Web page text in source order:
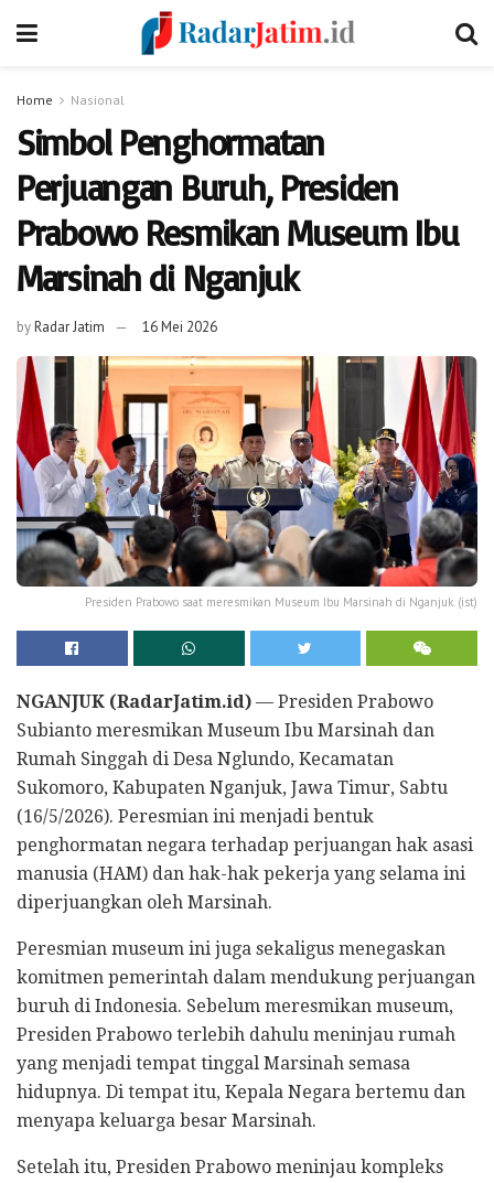
Home Nasional
Simbol Penghormatan
Perjuangan Buruh, Presiden
Prabowo Resmikan Museum Ibu
Marsinah di Nganjuk
byRadar Jatim 16 Mei 2026
Presiden Prabowo saat meresmikan Museum Ibu Marsinah di Nganjuk. (ist)
NGANJUK (RadarJatim.id) — Presiden Prabowo
Subianto meresmikan Museum Ibu Marsinah dan
Rumah Singgah di Desa Nglundo, Kecamatan
Sukomoro, Kabupaten Nganjuk, Jawa Timur, Sabtu
(16/5/2026). Peresmian ini menjadi bentuk
penghormatan negara terhadap perjuangan hak asasi
manusia (HAM) dan hak-hak pekerja yang selama ini
diperjuangkan oleh Marsinah.
Peresmian museum ini juga sekaligus menegaskan
komitmen pemerintah dalam mendukung perjuangan
buruh di Indonesia. Sebelum meresmikan museum,
Presiden Prabowo terlebih dahulu meninjau rumah
yang menjadi tempat tinggal Marsinah semasa
hidupnya. Di tempat itu, Kepala Negara bertemu dan
menyapa keluarga besar Marsinah.
Setelah itu, Presiden Prabowo meninjau kompleks